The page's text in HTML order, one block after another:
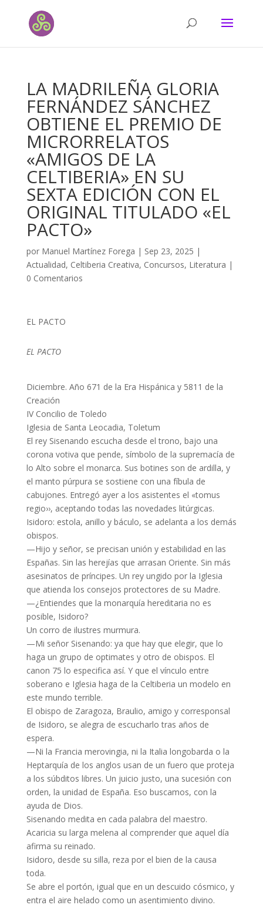
LA MADRILEÑA GLORIA
FERNÁNDEZ SÁNCHEZ
OBTIENE EL PREMIO DE
MICRORRELATOS
«AMIGOS DE LA
CELTIBERIA» EN SU
SEXTA EDICIÓN CON EL
ORIGINAL TITULADO «EL
PACTO»
por Manuel Martínez Forega | Sep 23, 2025 |
Actualidad, Celtiberia Creativa, Concursos, Literatura |
0 Comentarios
EL PACTO
EL PACTO
Diciembre. Año 671 de la Era Hispánica y 5811 de la
Creación
IV Concilio de Toledo
Iglesia de Santa Leocadia, Toletum
El rey Sisenando escucha desde el trono, bajo una
corona votiva que pende, símbolo de la supremacía de
lo Alto sobre el monarca. Sus botines son de ardilla, y
el manto púrpura se sostiene con una fíbula de
cabujones. Entregó ayer a los asistentes el «tomus
regio››, aceptando todas las novedades litúrgicas.
Isidoro: estola, anillo y báculo, se adelanta a los demás
obispos.
—Hijo y señor, se precisan unión y estabilidad en las
Españas. Sin las herejías que arrasan Oriente. Sin más
asesinatos de príncipes. Un rey ungido por la Iglesia
que atienda los consejos protectores de su Madre.
—¿Entiendes que la monarquía hereditaria no es
posible, Isidoro?
Un corro de ilustres murmura.
—Mi señor Sisenando: ya que hay que elegir, que lo
haga un grupo de optimates y otro de obispos. El
canon 75 lo especifica así. Y que el vínculo entre
soberano e Iglesia haga de la Celtiberia un modelo en
este mundo terrible.
El obispo de Zaragoza, Braulio, amigo y corresponsal
de Isidoro, se alegra de escucharlo tras años de
espera.
—Ni la Francia merovingia, ni la Italia longobarda o la
Heptarquía de los anglos usan de un fuero que proteja
a los súbditos libres. Un juicio justo, una sucesión con
orden, la unidad de España. Eso buscamos, con la
ayuda de Dios.
Sisenando medita en cada palabra del maestro.
Acaricia su larga melena al comprender que aquel día
afirma su reinado.
Isidoro, desde su silla, reza por el bien de la causa
toda.
Se abre el portón, igual que en un descuido cósmico, y
entra el aire helado como un asentimiento divino.